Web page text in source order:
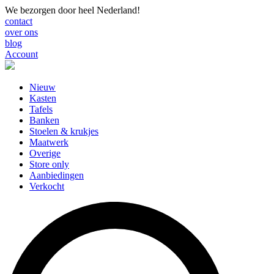
We bezorgen door heel Nederland!
contact
over ons
blog
Account
Nieuw
Kasten
Tafels
Banken
Stoelen & krukjes
Maatwerk
Overige
Store only
Aanbiedingen
Verkocht